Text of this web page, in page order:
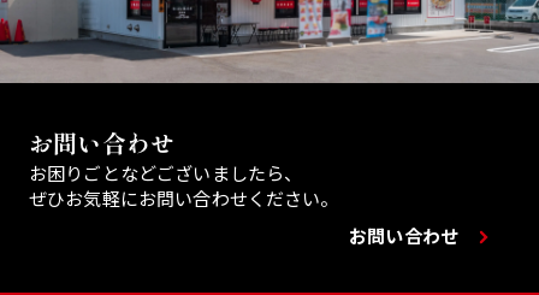
お問い合わせ
お困りごとなどございましたら、
ぜひお気軽にお問い合わせください。
お問い合わせ